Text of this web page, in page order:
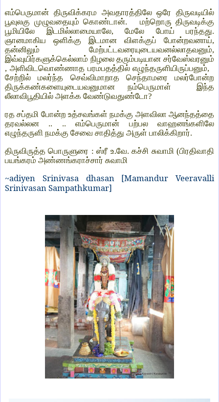
எம்பெருமான் திருவிக்கரம அவதாரத்திலே ஒரே திருவடியில்
பூவுலகு முழுவதையும் கொண்டான்.
மற்றொரு திருவடிக்கு
பூமியிலே இடமில்லாமையாலே, மேலே போய் பரந்தது.
ஞானமாகிய ஒளிக்கு இடமான விளக்குப் போன்றவனாய்,
தன்னிலும்
மேற்பட்டவரையுடையவனல்லாதவனும்,
இவ்வுயிர்களுக்கெல்லாம் நிழலை தரும்படியான சர்வேஸ்வரனும்
, அளிவிடவொண்ணாத பரமபதத்தில் எழுந்தருளியிருப்பனும்,
சேற்றில் மலர்ந்த செவ்விமாறாத செந்தாமரை மலர்போன்ற
திருக்கண்களையுடையவனுமான நம்பெருமாள்
இந்த
லீலாவிபூதியில் அளக்க வேண்டுவதுண்டோ?
ரத சப்தமி போன்ற உத்சவங்கள் நமக்கு அளவிலா ஆனந்தத்தை
தரவல்லன .. .. எம்பெருமான் பற்பல வாஹனங்களிலே
எழுந்தருளி நமக்கு சேவை சாதித்து அருள் பாலிக்கிறார்.
திருவிருத்த பொருளுரை : ஸ்ரீ உ.வே. கச்சி சுவாமி (பிரதிவாதி
பயங்கரம் அண்ணங்கராச்சார் சுவாமி
~adiyen Srinivasa dhasan [Mamandur Veeravalli
Srinivasan Sampathkumar]